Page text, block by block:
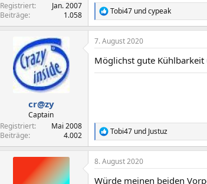
Registriert
Jan. 2007
Beiträge
1.058
R
e
a
k
i
o
Tobi47 undcypeak
cr@zy
Captain
Registriert
Mai 2008
Beiträge
4.002
7. August 2020
Möglichst gute
R
e
a
k
i
Tobi47 und Justuz
8. August 2020
Würde meinen beiden